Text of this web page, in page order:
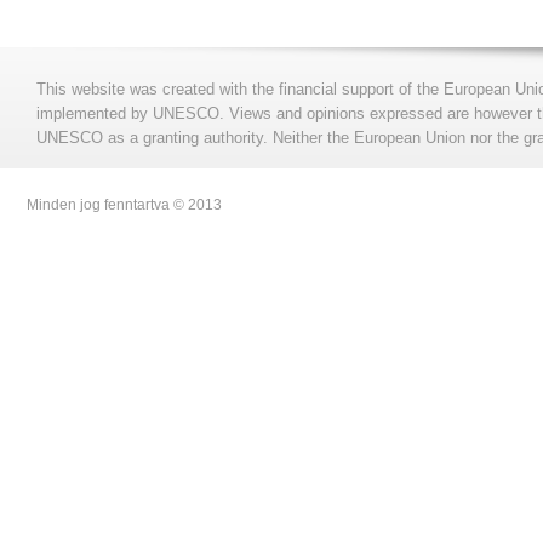
This website was created with the financial support of the European
implemented by UNESCO. Views and opinions expressed are
UNESCO as a granting authority. Neither the European Union nor the
Minden jog fenntartva © 2013